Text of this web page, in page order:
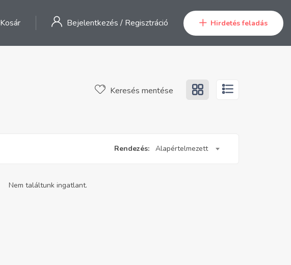
Kosár Bejelentkezés / Regisztráció Hirdetés feladás
Keresés mentése
Rendezés: Alapértelmezett
Nem találtunk ingatlant.